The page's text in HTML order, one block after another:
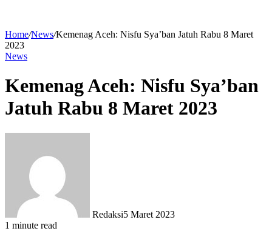
Home/News/Kemenag Aceh: Nisfu Sya’ban Jatuh Rabu 8 Maret
2023
News
Kemenag Aceh: Nisfu Sya’ban
Jatuh Rabu 8 Maret 2023
Redaksi5 Maret 2023
1 minute read